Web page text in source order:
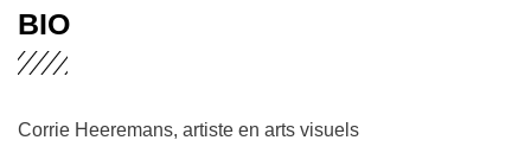
BIO
Corrie Heeremans, artiste en arts visuels